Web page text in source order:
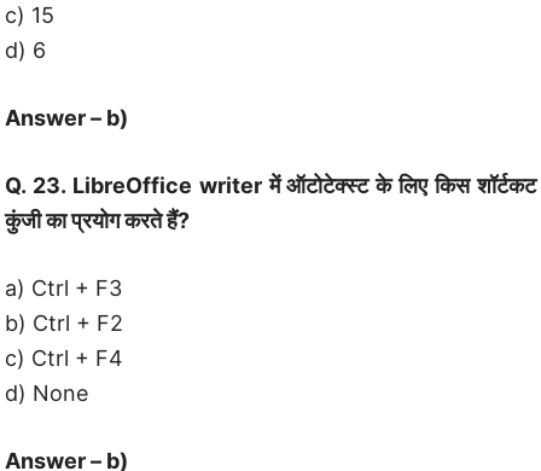
c) 15
d) 6
Answer – b)
Q. 23. LibreOffice writer में ऑटोटेक्स्ट के लिए किस शॉर्टकट
कुंजी का प्रयोग करते हैं?
a) Ctrl + F3
b) Ctrl + F2
c) Ctrl + F4
d) None
Answer – b)